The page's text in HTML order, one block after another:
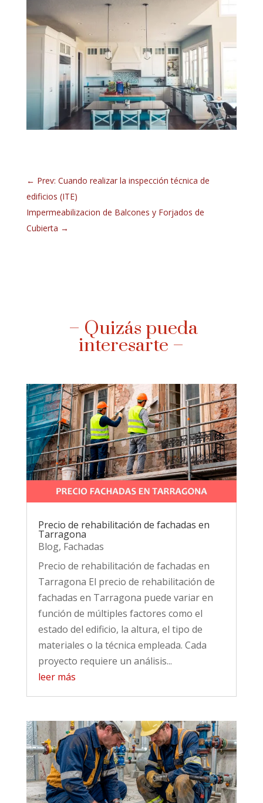
← Prev: Cuando realizar la inspección técnica de
edificios (ITE)
Impermeabilizacion de Balcones y Forjados de
Cubierta →
– Quizás pueda
interesarte –
Precio de rehabilitación de fachadas en
Tarragona
Blog, Fachadas
Precio de rehabilitación de fachadas en
Tarragona El precio de rehabilitación de
fachadas en Tarragona puede variar en
función de múltiples factores como el
estado del edificio, la altura, el tipo de
materiales o la técnica empleada. Cada
proyecto requiere un análisis...
leer más